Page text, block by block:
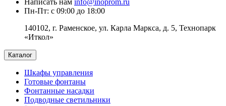
Написать нам info@inoprom.ru
Пн-Пт: с 09:00 до 18:00
140102, г. Раменское, ул. Карла Маркса, д. 5, Технопарк
«Иткол»
Каталог
Шкафы управления
Готовые фонтаны
Фонтанные насадки
Подводные светильники